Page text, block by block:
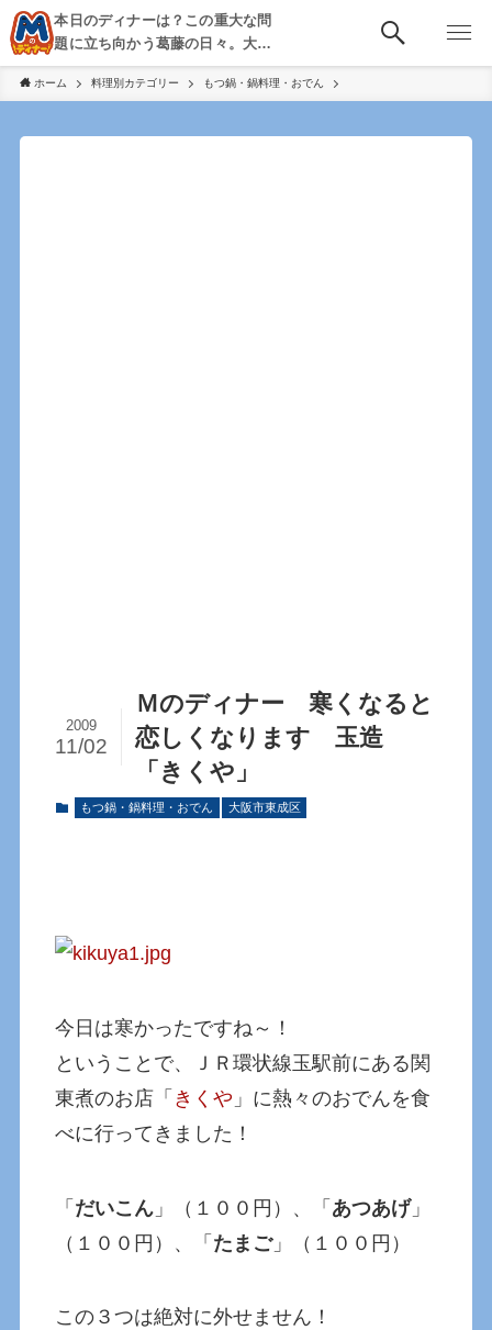
本日のディナーは？この重大な問
題に立ち向かう葛藤の日々。大
阪・京都・神戸を中心とした食べ
歩き、飲み歩きを綴る。
ホーム 料理別カテゴリー もつ鍋・鍋料理・おでん
Ｍのディナー 寒くなると
恋しくなります 玉造
「きくや」
2009
11/02
もつ鍋・鍋料理・おでん 大阪市東成区
今日は寒かったですね～！
ということで、ＪＲ環状線玉駅前にある関
東煮のお店「 きくや 」に熱々のおでんを食
べに行ってきました！
「 だいこん 」（１００円）、「 あつあげ」
（１００円）、「 たまご」（１００円）
この３つは絶対に外せません！